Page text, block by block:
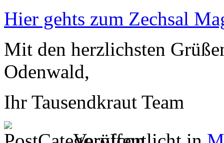
Hier gehts zum Zechsal
Mit den herzlichsten
Odenwald,
Ihr Tausendkraut Team